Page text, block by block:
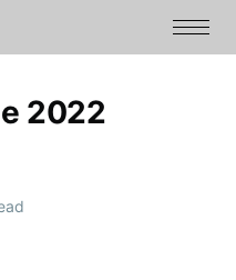
2022